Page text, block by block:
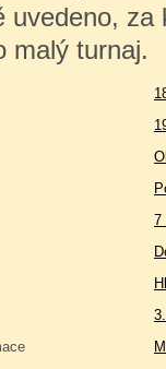
uvedeno,
malý turnaj.
7